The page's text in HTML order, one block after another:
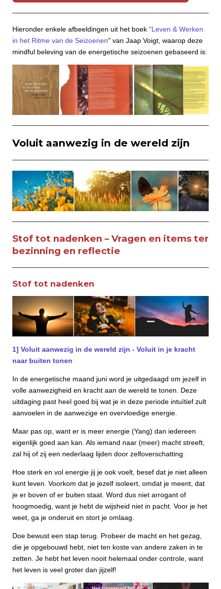
Hieronder enkele afbeeldingen uit het boek "Leven & Werken
in het Ritme van de Seizoenen" van Jaap Voigt, waarop deze
mindful beleving van de energetische seizoenen gebaseerd is:
Voluit aanwezig in de wereld zijn
Stof tot nadenken – Vragen en items ter
bezinning en reflectie
Stof tot nadenken
1] Voluit aanwezig in de wereld zijn - Voluit in je kracht
naar buiten tonen
In de energetische maand juni word je uitgedaagd om jezelf in
volle aanwezigheid en kracht aan de wereld te tonen. Deze
uitdaging past heel goed bij wat je in deze periode intuïtief zult
aanvoelen in de aanwezige en overvloedige energie.
Maar pas op, want er is meer energie (Yang) dan iedereen
eigenlijk goed aan kan. Als iemand naar (meer) macht streeft,
zal hij of zij een nederlaag lijden door zelfoverschatting.
Hoe sterk en vol energie jij je ook voelt, besef dat je niet alleen
kunt leven. Voorkom dat je jezelf isoleert, omdat je meent, dat
je er boven of er buiten staat. Word dus niet arrogant of
hoogmoedig, want je hebt de wijsheid niet in pacht. Voor je het
weet, ga je onderuit en stort je omlaag.
Doe bewust een stap terug. Probeer de macht en het gezag,
die je opgebouwd hebt, niet ten koste van andere zaken in te
zetten. Je hebt het leven nooit helemaal onder controle, want
het leven is veel groter dan jijzelf!